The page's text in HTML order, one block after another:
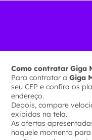
Como contratar Giga
Para contratar aGiga
seu CEP e confira os
endereço.
Depois, compare
exibidas na tela.
As ofertas
naquele momento